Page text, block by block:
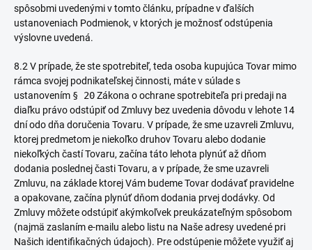
spôsobmi uvedenými v tomto článku, prípadne v ďalších
ustanoveniach Podmienok, v ktorých je možnosť odstúpenia
výslovne uvedená.
8.2 V prípade, že ste spotrebiteľ, teda osoba kupujúca Tovar mimo
rámca svojej podnikateľskej činnosti, máte v súlade s
ustanovením § 20Zákona o ochrane spotrebiteľa pri predaji na
diaľku právo odstúpiť od Zmluvy bez uvedenia dôvodu v lehote 14
dní odo dňa doručenia Tovaru. V prípade, že sme uzavreli Zmluvu,
ktorej predmetom je niekoľko druhov Tovaru alebo dodanie
niekoľkých častí Tovaru, začína táto lehota plynúť až dňom
dodania poslednej časti Tovaru, a v prípade, že sme uzavreli
Zmluvu, na základe ktorej Vám budeme Tovar dodávať pravidelne
a opakovane, začína plynúť dňom dodania prvej dodávky. Od
Zmluvy môžete odstúpiť akýmkoľvek preukázateľným spôsobom
(najmä zaslaním e-mailu alebo listu na Naše adresy uvedené pri
Našich identifikačných údajoch). Pre odstúpenie môžete využiť aj